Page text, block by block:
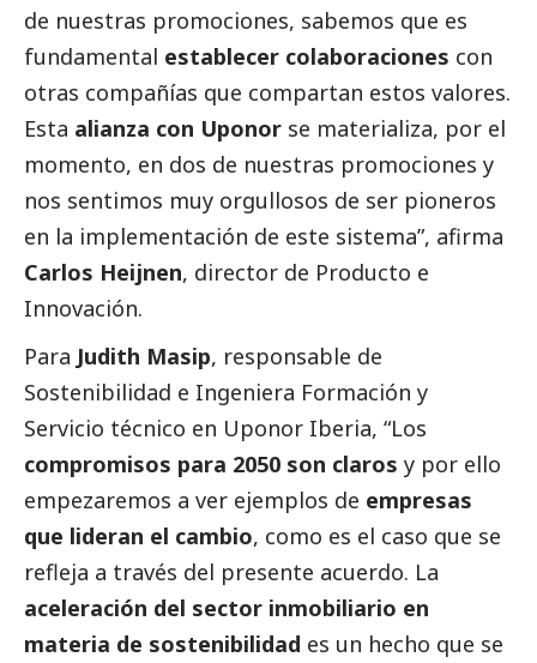
de nuestras promociones, sabemos que es
fundamental establecer colaboraciones con
otras compañías que compartan estos valores.
Esta alianza con Uponor se materializa, por el
momento, en dos de nuestras promociones y
nos sentimos muy orgullosos de ser pioneros
en la implementación de este sistema”, afirma
Carlos Heijnen, director de Producto e
Innovación.
Para Judith Masip, responsable de
Sostenibilidad e Ingeniera Formación y
Servicio técnico en Uponor Iberia, “Los
compromisos para 2050 son claros y por ello
empezaremos a ver ejemplos de empresas
que lideran el cambio, como es el caso que se
refleja a través del presente acuerdo. La
aceleración del sector inmobiliario en
materia de sostenibilidad es un hecho que se